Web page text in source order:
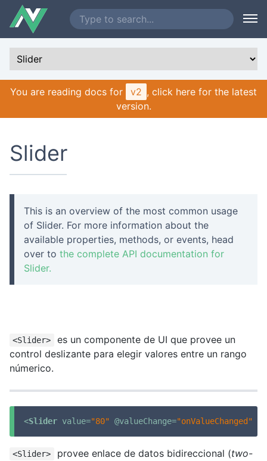
You are reading docs for v2 , click here for the latest
version.
Slider
This is an overview of the most common usage
of Slider. For more information about the
available properties, methods, or events, head
over to the complete API documentation for
Slider.
<Slider>
es un componente de UI que provee un
control deslizante para elegir valores entre un rango
númerico.
<Slider value="80" @valueChange="onValueChanged"
<Slider> provee enlace de datos bidireccional (two-